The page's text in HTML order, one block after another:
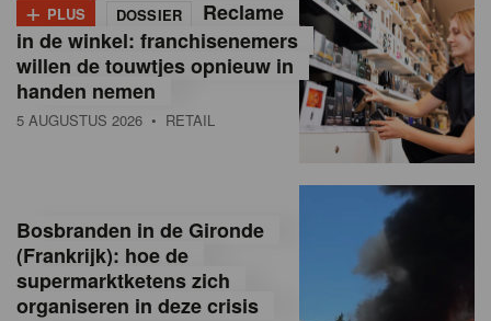
+ PLUS DOSSIER
Reclame
in de winkel: franchisenemers
willen de touwtjes opnieuw in
handen nemen
5 AUGUSTUS 2026 • RETAIL
Bosbranden in de Gironde
(Frankrijk): hoe de
supermarktketens zich
organiseren in deze crisis